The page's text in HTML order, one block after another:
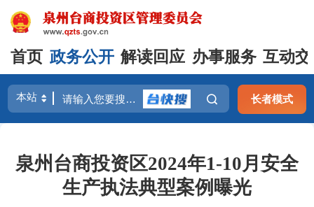
首页 政务公开 解读回应 办事服务 互动
长者模式
泉州台商投资区2024年1-10月安全
生产执法典型案例曝光